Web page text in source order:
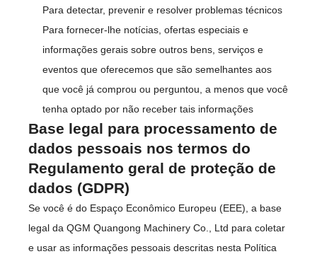
Para detectar, prevenir e resolver problemas técnicos
Para fornecer-lhe notícias, ofertas especiais e
informações gerais sobre outros bens, serviços e
eventos que oferecemos que são semelhantes aos
que você já comprou ou perguntou, a menos que você
tenha optado por não receber tais informações
Base legal para processamento de
dados pessoais nos termos do
Regulamento geral de proteção de
dados (GDPR)
Se você é do Espaço Econômico Europeu (EEE), a base
legal da QGM Quangong Machinery Co., Ltd para coletar
e usar as informações pessoais descritas nesta Política